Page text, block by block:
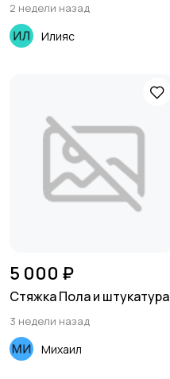
2 недели назад
Илияс
5 000 ₽
Стяжка Пола и штукатура
3 недели назад
Михаил